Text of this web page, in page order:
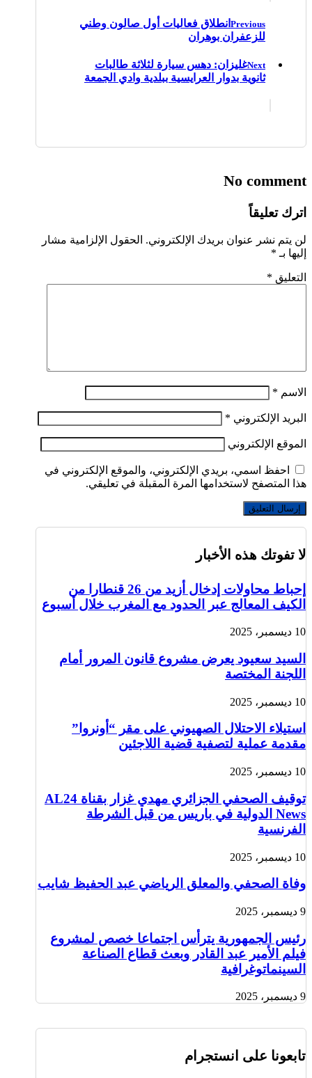
Previous انطلاق فعاليات أول صالون وطني
للزعفران بوهران
Nextغليزان: دهس سيارة لثلاثة طالبات
ثانوية بدوار العرايسية ببلدية وادي الجمعة
No comment
اترك تعليقاً
لن يتم نشر عنوان بريدك الإلكتروني. الحقول الإلزامية مشار
إليها بـ *
التعليق *
الاسم *
البريد الإلكتروني *
الموقع الإلكتروني
احفظ اسمي، بريدي الإلكتروني، والموقع الإلكتروني في
هذا المتصفح لاستخدامها المرة المقبلة في تعليقي.
لا تفوتك هذه الأخبار
إحباط محاولات إدخال أزيد من 26 قنطارا من
الكيف المعالج عبر الحدود مع المغرب خلال أسبوع
10 ديسمبر، 2025
السيد سعيود يعرض مشروع قانون المرور أمام
اللجنة المختصة
10 ديسمبر، 2025
استيلاء الاحتلال الصهيوني على مقر “أونروا”
مقدمة عملية لتصفية قضية اللاجئين
10 ديسمبر، 2025
توقيف الصحفي الجزائري مهدي غزار بقناة AL24
News الدولية في باريس من قبل الشرطة
الفرنسية
10 ديسمبر، 2025
وفاة الصحفي والمعلق الرياضي عبد الحفيظ شايب
9 ديسمبر، 2025
رئيس الجمهورية يترأس اجتماعا خصص لمشروع
فيلم الأمير عبد القادر وبعث قطاع الصناعة
السينماتوغرافية
9 ديسمبر، 2025
تابعونا على انستجرام